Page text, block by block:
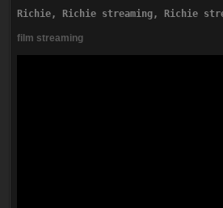
Richie, Richie streaming, Richie
film streaming